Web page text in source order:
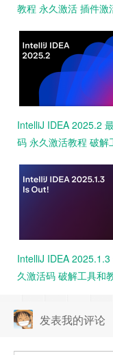
教程 永久激活 插件激
IntelliJ IDEA 2025.2
码 永久激活教程 破解
IntelliJ IDEA 2025.1.3
久激活码 破解工具和
发表我的评论